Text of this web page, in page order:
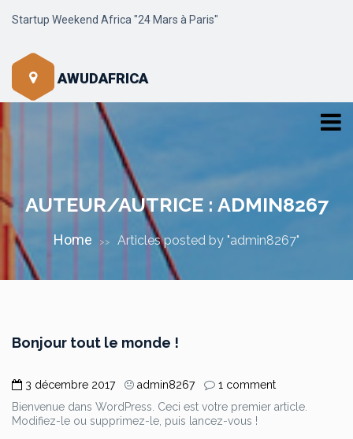
Startup Weekend Africa "24 Mars à Paris"
AWUDAFRICA
AUTEUR/AUTRICE : ADMIN8267
Home >> Articles posted by "admin8267"
Bonjour tout le monde !
3 décembre 2017 admin8267
1 comment
Bienvenue dans WordPress. Ceci est votre premier article.
Modifiez-le ou supprimez-le, puis lancez-vous !